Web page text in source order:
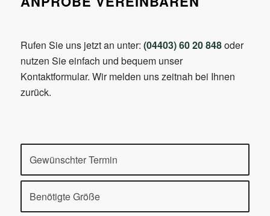
Rufen Sie uns jetzt an unter: (04403) 60 20 848oder
nutzen Sie einfach und bequem unser
Kontaktformular. Wir melden uns zeitnah bei Ihnen
zurück.